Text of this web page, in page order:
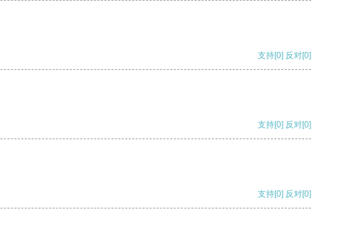
支持[0] 反对[0]
支持[0] 反对[0]
支持[0] 反对[0]